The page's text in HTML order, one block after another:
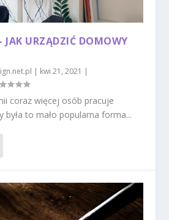
JAK URZĄDZIĆ DOMOWY
| kwi 21, 2021 |
coraz więcej osób pracuje
była to mało popularna forma...